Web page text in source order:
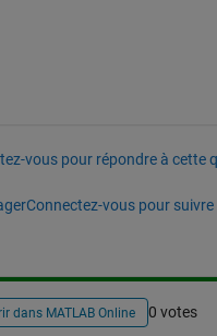
vous pour répondre à cette
Connectez-vous pour suivre
dans MATLAB Online 0 votes